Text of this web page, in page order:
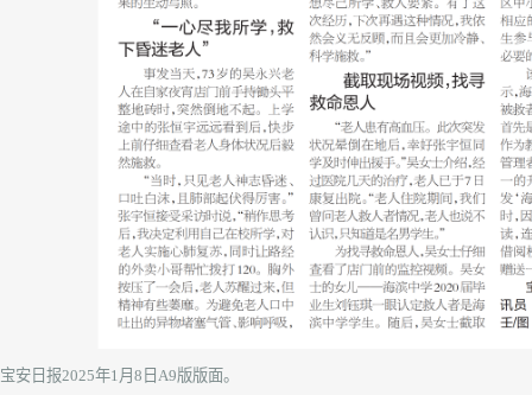
宝安日报2025年1月8日A9版版面。